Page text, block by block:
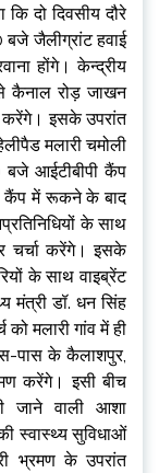
दो दिवसीय दौरे
बजे जैलीग्रांट हवाई
होंगे। केन्द्रीय
कैनाल रोड़ जाखन
करेंगे। इसके उपरांत
मलारी चमोली
बजे आईटीबीपी कैंप
कैंप में रूकने के बाद
के साथ
चर्चा करेंगे। इसके
के साथ वाइब्रेंट
मंत्री डॉ. धन सिंह
को मलारी गांव में ही
पास के कैलाशपुर,
करेंगे। इसी बीच
जाने वाली आशा
स्वास्थ्य सुविधाओं
भ्रमण के उपरांत